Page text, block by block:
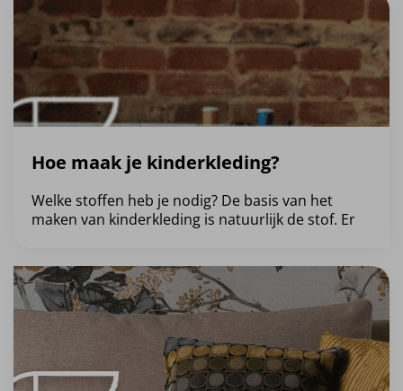
Hoe maak je kinderkleding?
Welke stoffen heb je nodig? De basis van het
maken van kinderkleding is natuurlijk de stof. Er